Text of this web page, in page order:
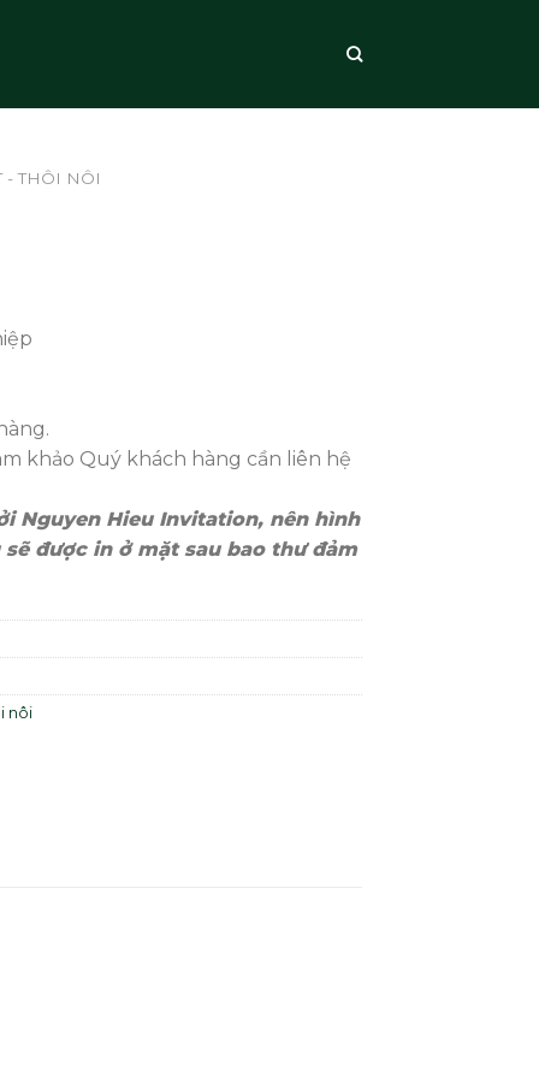
- THÔI NÔI
khảo Quý khách hàng cần liên hệ
Nguyen Hieu Invitation, nên hình
được in ở mặt sau bao thư đảm
nôi